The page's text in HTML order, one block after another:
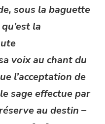
sous la baguette
la
voix au chant du
l’acceptation de
sage effectue par
au destin –